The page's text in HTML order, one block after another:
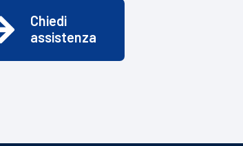
Chiedi
assistenza